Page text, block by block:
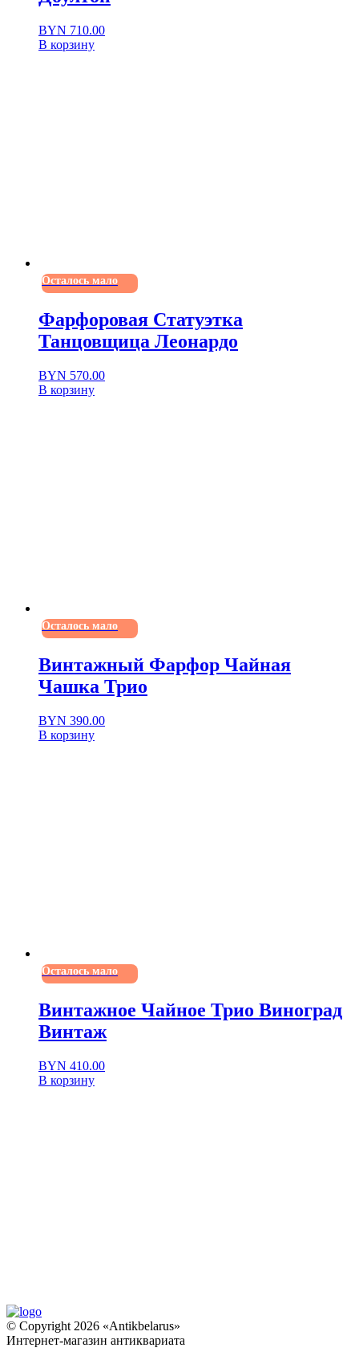
BYN 710.00
В корзину
Осталось мало
Фарфоровая Статуэтка
Танцовщица Леонардо
BYN 570.00
В корзину
Осталось мало
Винтажный Фарфор Чайная
Чашка Трио
BYN 390.00
В корзину
Осталось мало
Винтажное Чайное Трио Виноград
Винтаж
BYN 410.00
В корзину
© Copyright 2026 «Antikbelarus»
Интернет-магазин антиквариата